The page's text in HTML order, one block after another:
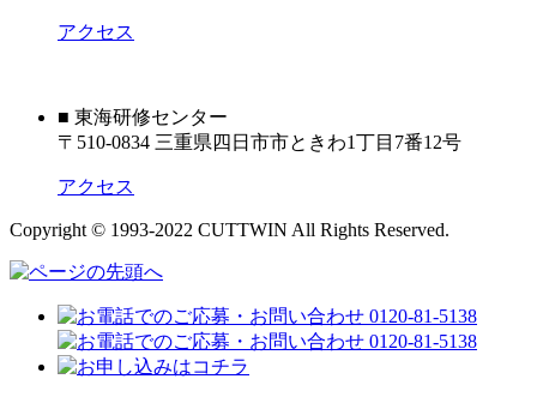
アクセス
■ 東海研修センター
〒510-0834 三重県四日市市ときわ1丁目7番12号
アクセス
Copyright © 1993-2022 CUTTWIN All Rights Reserved.